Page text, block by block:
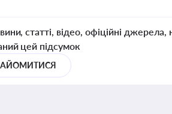
статті, відео, офіційні джерела,
цей підсумок